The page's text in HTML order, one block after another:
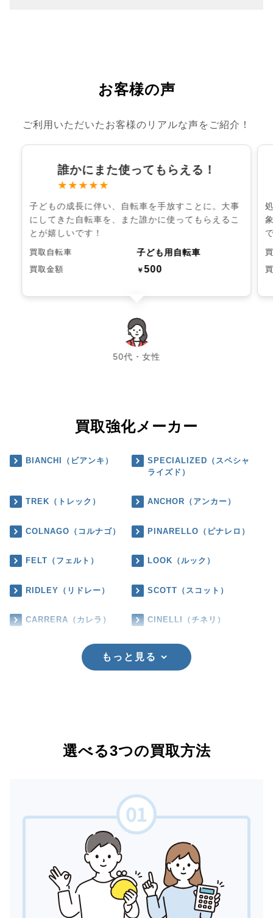
お客様の声
ご利用いただいたお客様のリアルな声をご紹介！
誰かにまた使ってもらえる！
★★★★★
子どもの成長に伴い、自転車を手放すことに。大事
にしてきた自転車を、また誰かに使ってもらえるこ
とが嬉しいです！
買取自転車 子ども用自転車
買取金額 ￥500
50代・女性
chevron_left chevron_right
買取強化メーカー
BIANCHI（ビアンキ）
SPECIALIZED（スペシャ
ライズド）
TREK（トレック） ANCHOR（アンカー）
COLNAGO（コルナゴ） PINARELLO（ピナレロ）
FELT（フェルト） LOOK（ルック）
RIDLEY（リドレー） SCOTT（スコット）
CARRERA（カレラ） CINELLI（チネリ）
もっと見る
選べる3つの買取方法